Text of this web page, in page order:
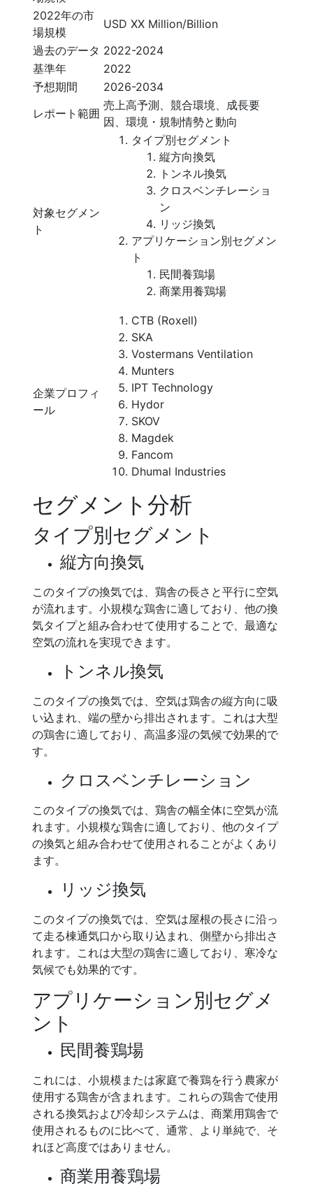
2022年の市
場規模
USD XX Million/Billion
過去のデータ 2022-2024
基準年
2022
予想期間
2026-2034
レポート範囲
売上高予測、競合環境、成長要
因、環境・規制情勢と動向
対象セグメン
ト
タイプ別セグメント
縦方向換気
トンネル換気
クロスベンチレーショ
ン
リッジ換気
アプリケーション別セグメン
ト
民間養鶏場
商業用養鶏場
企業プロフィ
ール
CTB (Roxell)
SKA
Vostermans Ventilation
Munters
IPT Technology
Hydor
SKOV
Magdek
Fancom
Dhumal Industries
セグメント分析
タイプ別セグメント
縦方向換気
このタイプの換気では、鶏舎の長さと平行に空気
が流れます。小規模な鶏舎に適しており、他の換
気タイプと組み合わせて使用することで、最適な
空気の流れを実現できます。
トンネル換気
このタイプの換気では、空気は鶏舎の縦方向に吸
い込まれ、端の壁から排出されます。これは大型
の鶏舎に適しており、高温多湿の気候で効果的で
す。
クロスベンチレーション
このタイプの換気では、鶏舎の幅全体に空気が流
れます。小規模な鶏舎に適しており、他のタイプ
の換気と組み合わせて使用されることがよくあり
ます。
リッジ換気
このタイプの換気では、空気は屋根の長さに沿っ
て走る棟通気口から取り込まれ、側壁から排出さ
れます。これは大型の鶏舎に適しており、寒冷な
気候でも効果的です。
アプリケーション別セグメ
ント
民間養鶏場
これには、小規模または家庭で養鶏を行う農家が
使用する鶏舎が含まれます。これらの鶏舎で使用
される換気および冷却システムは、商業用鶏舎で
使用されるものに比べて、通常、より単純で、そ
れほど高度ではありません。
商業用養鶏場